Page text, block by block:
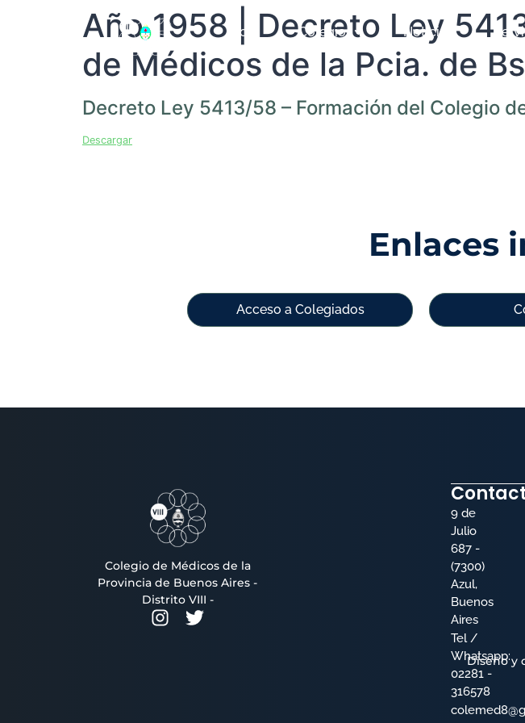
Inicio Colegio Noticias
Año 1958 | Decreto Ley
de Médicos de la Pcia. de
Decreto Ley 5413/58 – Formación del Colegio
Descargar
Enlaces
Acceso a Colegiados
Colegio de Médicos de la
Provincia de Buenos Aires -
Distrito VIII -
9 de
Julio
687 -
(7300)
Azul,
Buenos
Aires
Tel /
Whatsapp:
02281 -
316578
Diseño y